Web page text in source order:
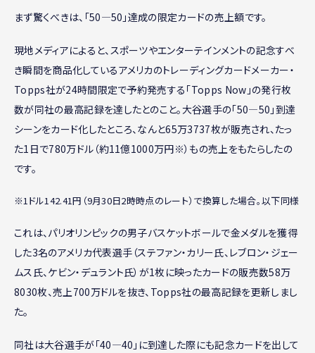
まず驚くべきは、「50―50」達成の限定カードの売上額です。
現地メディアによると、スポーツやエンターテインメントの記念すべ
き瞬間を商品化しているアメリカのトレーディングカードメーカー・
Topps社が24時間限定で予約発売する「Topps Now」の発行枚
数が同社の最高記録を達したとのこと。大谷選手の「50―50」到達
シーンをカード化したところ、なんと65万3737枚が販売され、たっ
た1日で780万ドル（約11億1000万円※）もの売上をもたらしたの
です。
※1ドル142.41円（9月30日2時時点のレート）で換算した場合。以下同様
これは、パリオリンピックの男子バスケットボールで金メダルを獲得
した3名のアメリカ代表選手（ステファン・カリー氏、レブロン・ジェー
ムス氏、ケビン・デュラント氏）が1枚に映ったカードの販売数58万
8030枚、売上700万ドルを抜き、Topps社の最高記録を更新しまし
た。
同社は大谷選手が「40―40」に到達した際にも記念カードを出して